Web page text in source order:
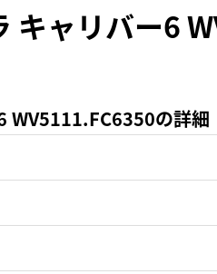
キャリバー6
WV5111.FC6350の詳細